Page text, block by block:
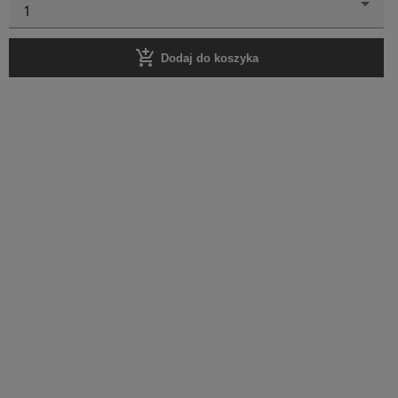
1
add_shopping_cart Dodaj do koszyka